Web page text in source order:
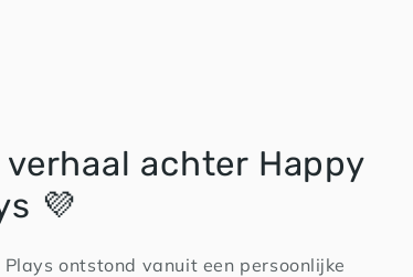
verhaal achter Happy
💜
ontstond vanuit een persoonlijke